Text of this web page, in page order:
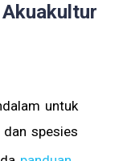
untuk
spesies